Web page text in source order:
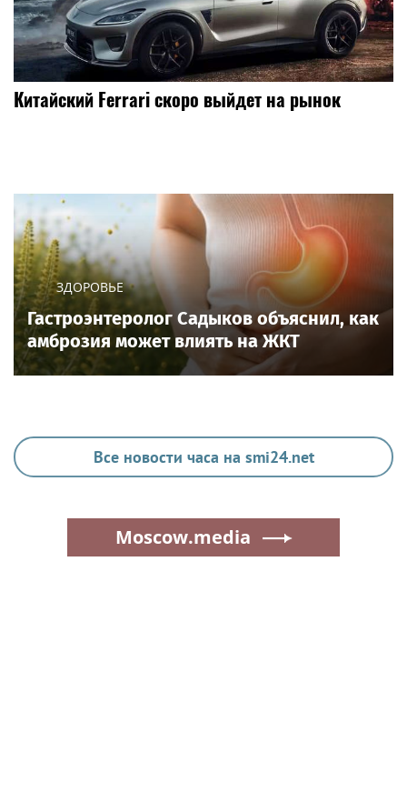
Китайский Ferrari скоро выйдет на рынок
ЗДОРОВЬЕ
Гастроэнтеролог Садыков объяснил, как
амброзия может влиять на ЖКТ
Все новости часа на smi24.net
Moscow.media